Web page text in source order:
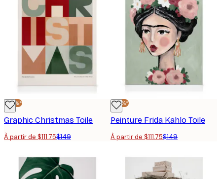
-25%*
Graphic Christmas Toile
À partir de $111.75$149
-25%*
Peinture Frida Kahlo Toile
À partir de $111.75$149